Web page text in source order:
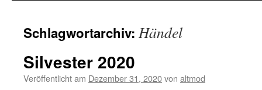
Schlagwortarchiv: Händel
Silvester 2020
Veröffentlicht am Dezember 31, 2020von altmod